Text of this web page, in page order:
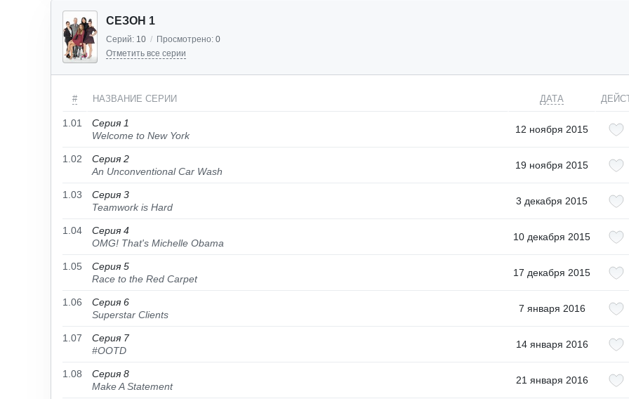
СЕЗОН 1
Серий: 10 / Просмотрено: 0
Отметить все серии
# НАЗВАНИЕ СЕРИИ ДАТА
1.01
Серия 1
Welcome to New York
12 ноября 2015
1.02
Серия 2
An Unconventional Car Wash
19 ноября 2015
1.03
Серия 3
Teamwork is Hard
3 декабря 2015
1.04
Серия 4
OMG! That's Michelle Obama
10 декабря 2015
1.05
Серия 5
Race to the Red Carpet
17 декабря 2015
1.06
Серия 6
Superstar Clients
7 января 2016
1.07
Серия 7
#OOTD
14 января 2016
1.08
Серия 8
Make A Statement
21 января 2016